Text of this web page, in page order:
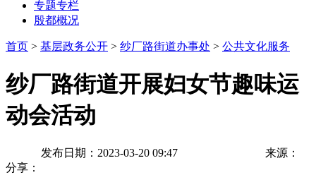
专题专栏
殷都概况
首页 > 基层政务公开 > 纱厂路街道办事处 > 公共文化服务
纱厂路街道开展妇女节趣味运
动会活动
发布日期：2023-03-20 09:47
来源：
分享：